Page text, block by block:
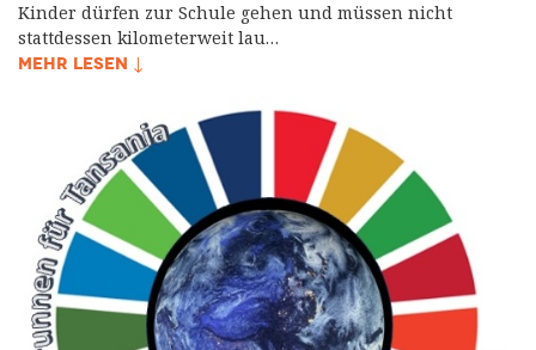
Kinder dürfen zur Schule gehen und müssen nicht
stattdessen kilometerweit lau…
MEHR LESEN ↓